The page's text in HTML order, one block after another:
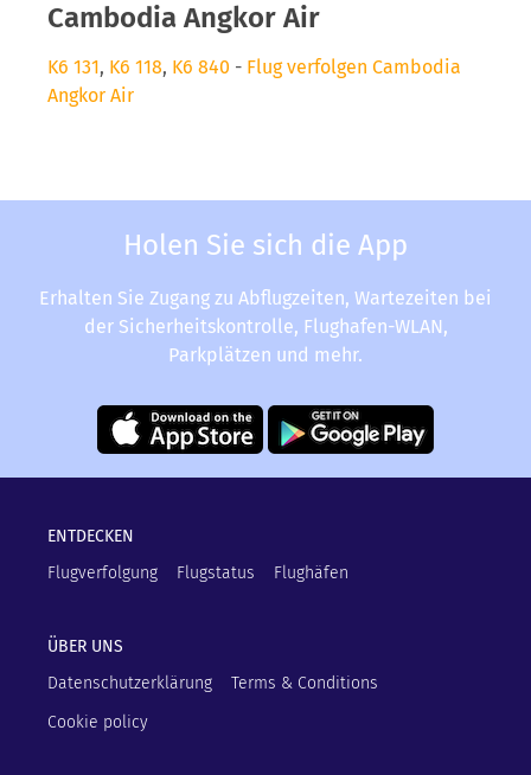
Cambodia Angkor Air
K6 131, K6 118, K6 840 - Flug verfolgen Cambodia
Angkor Air
Holen Sie sich die App
Erhalten Sie Zugang zu Abflugzeiten, Wartezeiten bei
der Sicherheitskontrolle, Flughafen-WLAN,
Parkplätzen und mehr.
ENTDECKEN
Flugverfolgung
Flugstatus Flughäfen
ÜBER UNS
Datenschutzerklärung
Terms & Conditions
Cookie policy